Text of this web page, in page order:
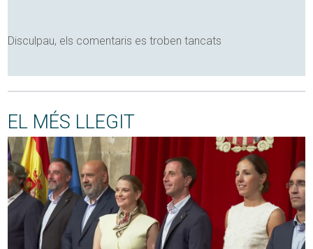
Disculpau, els comentaris es troben tancats
EL MÉS LLEGIT